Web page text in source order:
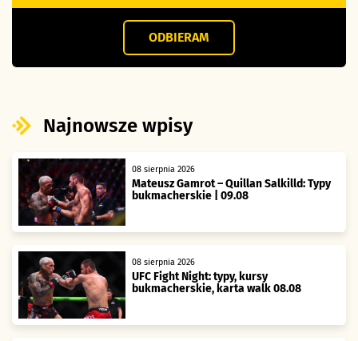
ODBIERAM
Najnowsze wpisy
08 sierpnia 2026
Mateusz Gamrot – Quillan Salkilld: Typy
bukmacherskie | 09.08
08 sierpnia 2026
UFC Fight Night: typy, kursy
bukmacherskie, karta walk 08.08